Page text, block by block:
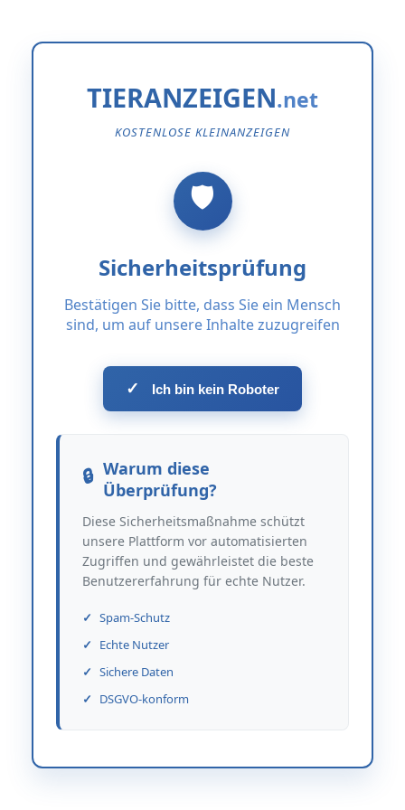
TIERANZEIGEN
KOSTENLOSE KLEINANZEIGEN
Sicherheitsprüfung
Bestätigen Sie bitte, dass Sie ein Mensch
sind, um auf unsere Inhalte zuzugreifen
✓ Ich bin kein Roboter
Warum diese
Überprüfung?
Diese Sicherheitsmaßnahme schützt
unsere Plattform vor automatisierten
Zugriffen und gewährleistet die beste
Benutzererfahrung für echte Nutzer.
Spam-Schutz
Echte Nutzer
Sichere Daten
DSGVO-konform